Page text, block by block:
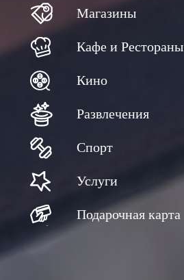
Магазины
Кафе и Рестораны
Кино
Развлечения
Спорт
Услуги
Подарочная карта